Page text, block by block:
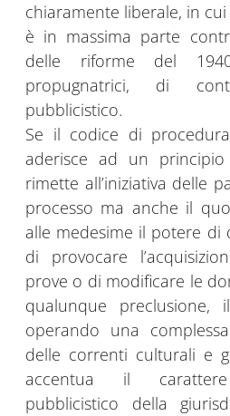
chiaramente liberale, in cui
è in massima parte
delle riforme del
propugnatrici, di
pubblicistico.
Se il codice di
aderisce ad un
rimette all’iniziativa delle
processo ma anche il
alle medesime il potere di
di provocare
prove o di modificare le
qualunque preclusione,
operando una
delle correnti culturali e
accentua il
pubblicistico della